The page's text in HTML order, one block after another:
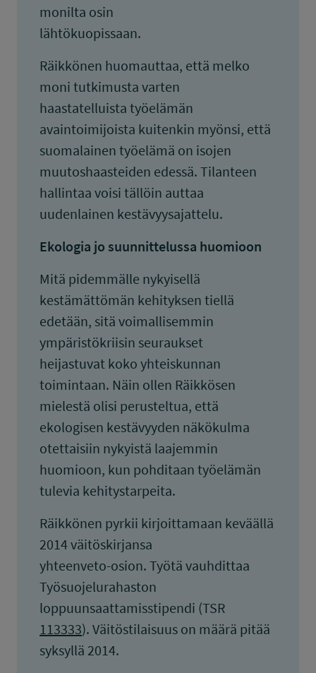
monilta osin
lähtökuopissaan.
Räikkönen huomauttaa, että melko
moni tutkimusta varten
haastatelluista työelämän
avaintoimijoista kuitenkin myönsi, että
suomalainen työelämä on isojen
muutoshaasteiden edessä. Tilanteen
hallintaa voisi tällöin auttaa
uudenlainen kestävyysajattelu.
Ekologia jo suunnittelussa huomioon
Mitä pidemmälle nykyisellä
kestämättömän kehityksen tiellä
edetään, sitä voimallisemmin
ympäristökriisin seuraukset
heijastuvat koko yhteiskunnan
toimintaan. Näin ollen Räikkösen
mielestä olisi perusteltua, että
ekologisen kestävyyden näkökulma
otettaisiin nykyistä laajemmin
huomioon, kun pohditaan työelämän
tulevia kehitystarpeita.
Räikkönen pyrkii kirjoittamaan keväällä
2014 väitöskirjansa
yhteenveto-osion. Työtä vauhdittaa
Työsuojelurahaston
loppuunsaattamisstipendi (TSR
113333). Väitöstilaisuus on määrä pitää
syksyllä 2014.